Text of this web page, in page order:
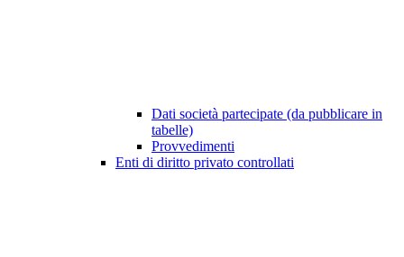
Dati società partecipate (da pubblicare in
tabelle)
Provvedimenti
Enti di diritto privato controllati